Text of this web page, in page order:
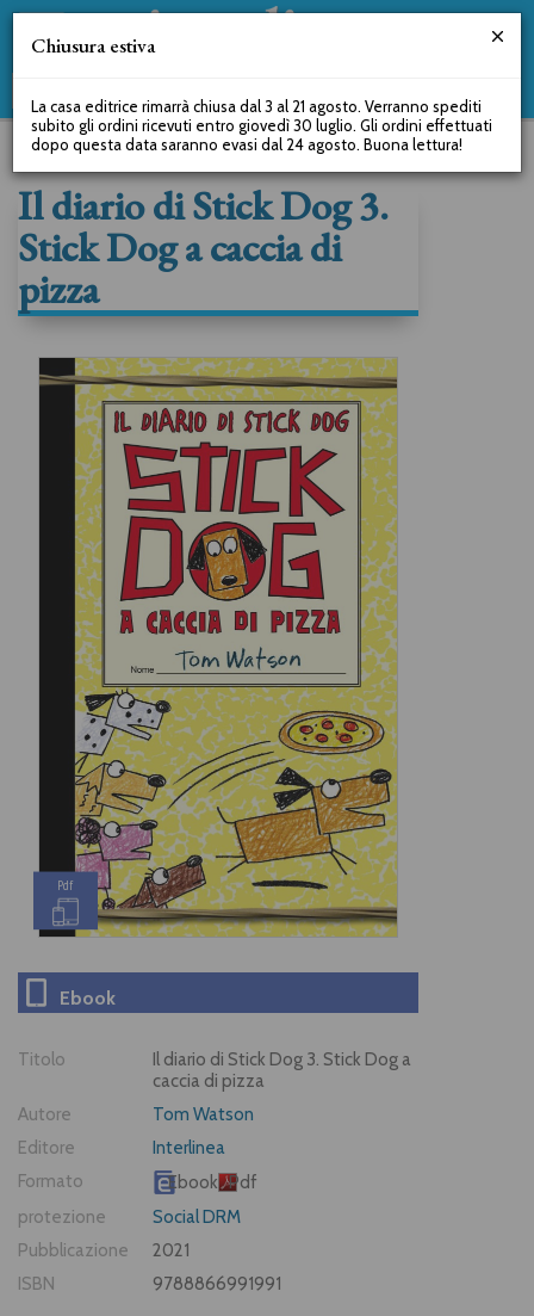
Il diario di Stick Dog 3.
Stick Dog a caccia di
pizza
Pdf
Ebook
Titolo
Il diario di Stick Dog 3. Stick Dog a
caccia di pizza
Autore
Tom Watson
Editore
Interlinea
Formato
Ebook Pdf
protezione
Social DRM
Pubblicazione
2021
ISBN
9788866991991
Chiusura estiva
La casa editrice rimarrà chiusa dal 3 al 21 agosto. Verranno spediti
subito gli ordini ricevuti entro giovedì 30 luglio. Gli ordini effettuati
dopo questa data saranno evasi dal 24 agosto. Buona lettura!